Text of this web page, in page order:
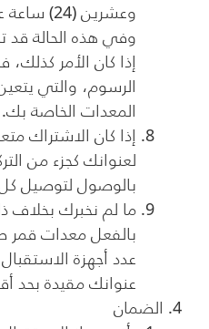
وعشرين
وفي هذه الحالة
إذا كان الأمر
الرسوم، والتي
المعدات الخاصة بك.
إذا كان الاشتراك
لعنوانك كجزء من
بالوصول لتوصيل
ما لم نخبرك بخلاف
بالفعل معدات قمر
عدد أجهزة
عنوانك مقيدة بحد
الضمان